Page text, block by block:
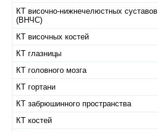
КТ височно-нижнечелюстных суставов
(ВНЧС)
КТ височных костей
КТ глазницы
КТ головного мозга
КТ гортани
КТ забрюшинного пространства
КТ костей